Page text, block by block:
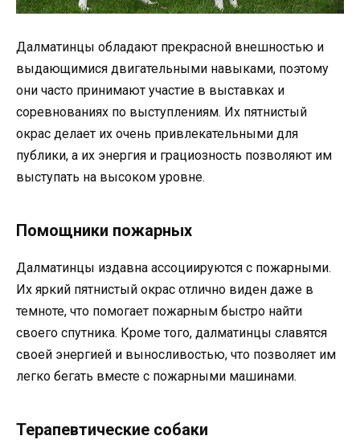
Далматинцы обладают прекрасной внешностью и
выдающимися двигательными навыками, поэтому
они часто принимают участие в выставках и
соревнованиях по выступлениям. Их пятнистый
окрас делает их очень привлекательными для
публики, а их энергия и грациозность позволяют им
выступать на высоком уровне.
Помощники пожарных
Далматинцы издавна ассоциируются с пожарными.
Их яркий пятнистый окрас отлично виден даже в
темноте, что помогает пожарным быстро найти
своего спутника. Кроме того, далматинцы славятся
своей энергией и выносливостью, что позволяет им
легко бегать вместе с пожарными машинами.
Терапевтические собаки